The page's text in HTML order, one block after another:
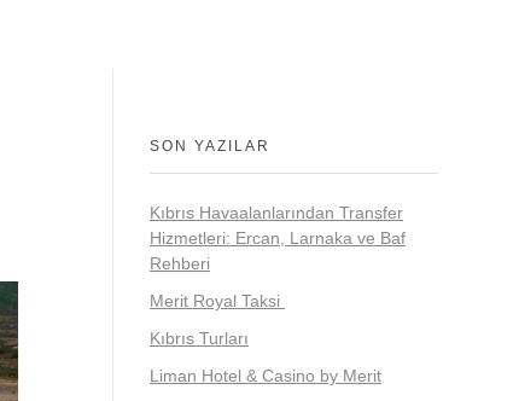
SON YAZILAR
Kıbrıs Havaalanlarından Transfer
Hizmetleri: Ercan, Larnaka ve Baf
Rehberi
Merit Royal Taksi
Kıbrıs Turları
Liman Hotel & Casino by Merit